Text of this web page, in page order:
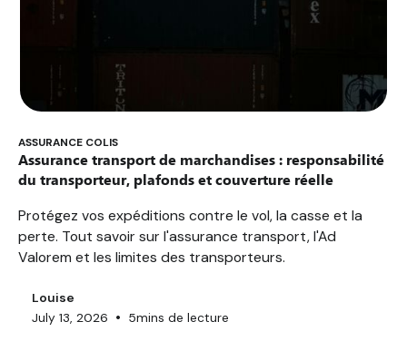
ASSURANCE COLIS
Assurance transport de marchandises : responsabilité
du transporteur, plafonds et couverture réelle
Protégez vos expéditions contre le vol, la casse et la
perte. Tout savoir sur l'assurance transport, l'Ad
Valorem et les limites des transporteurs.
Louise
July 13, 2026 • 5mins de lecture